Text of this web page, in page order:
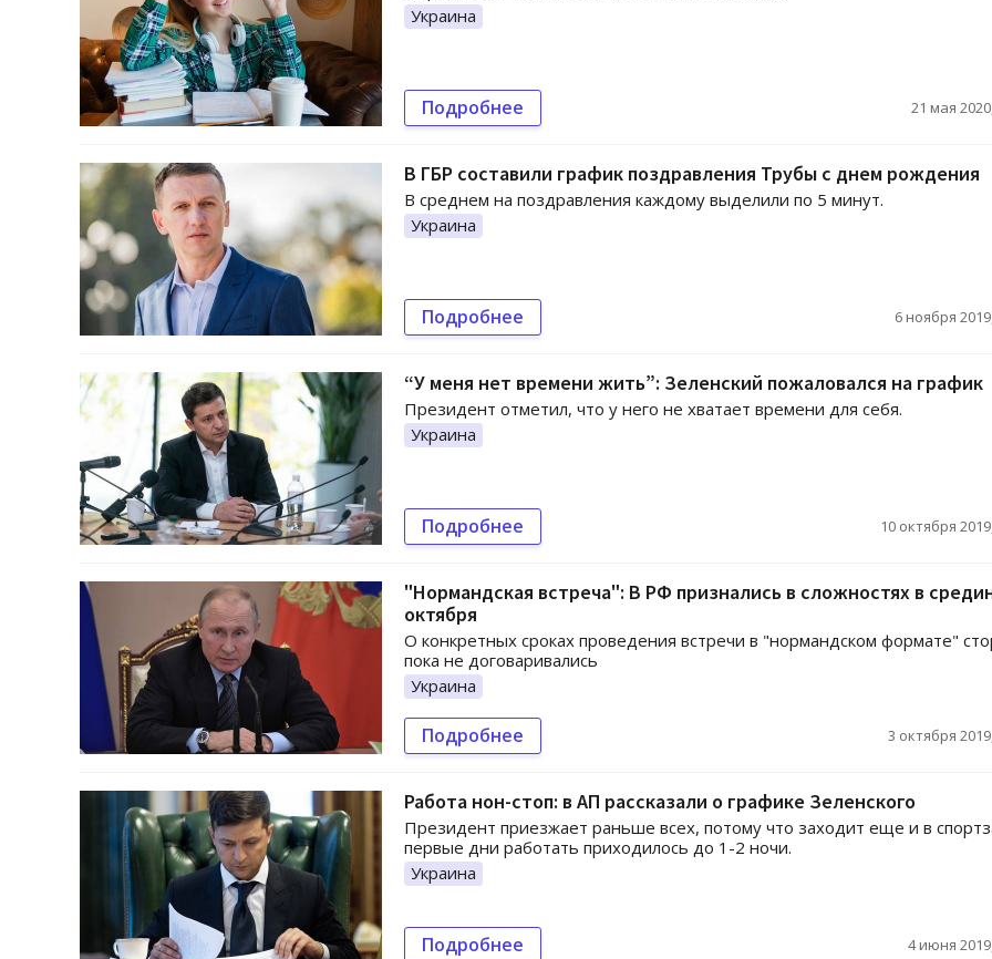
Украина
Подробнее 21 мая
В ГБР составили график поздравления Трубы с днем рождения
В среднем на поздравления каждому выделили по 5 минут.
Украина
Подробнее 6 ноября
“У меня нет времени жить”: Зеленский пожаловался на график
Президент отметил, что у него не хватает времени для себя.
Украина
Подробнее 10 октября
"Нормандская встреча": В РФ признались в сложностях в
октября
О конкретных сроках проведения встречи в "нормандском формате"
пока не договаривались
Украина
Подробнее 3 октября
Работа нон-стоп: в АП рассказали о графике Зеленского
Президент приезжает раньше всех, потому что заходит еще и в
первые дни работать приходилось до 1-2 ночи.
Украина
Подробнее 4 июня